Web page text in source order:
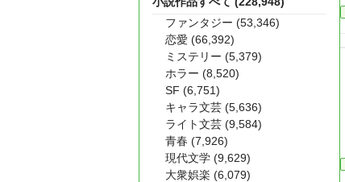
ファンタジー (53,346)
恋愛 (66,392)
ミステリー (5,379)
ホラー (8,520)
SF (6,751)
キャラ文芸 (5,636)
ライト文芸 (9,584)
青春 (7,926)
現代文学 (9,629)
大衆娯楽 (6,079)